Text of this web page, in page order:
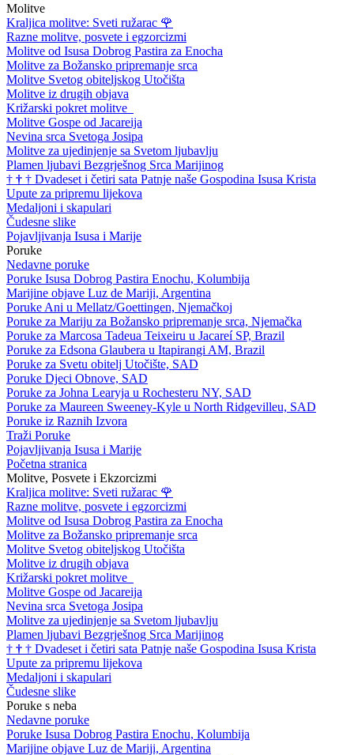
Molitve
Kraljica molitve: Sveti ružarac 🌹
Razne molitve, posvete i egzorcizmi
Molitve od Isusa Dobrog Pastira za Enocha
Molitve za Božansko pripremanje srca
Molitve Svetog obiteljskog Utočišta
Molitve iz drugih objava
Križarski pokret molitve
Molitve Gospe od Jacareija
Nevina srca Svetoga Josipa
Molitve za ujedinjenje sa Svetom ljubavlju
Plamen ljubavi Bezgrješnog Srca Marijinog
† † † Dvadeset i četiri sata Patnje naše Gospodina Isusa Krista
Upute za pripremu lijekova
Medaljoni i skapulari
Čudesne slike
Pojavljivanja Isusa i Marije
Poruke
Nedavne poruke
Poruke Isusa Dobrog Pastira Enochu, Kolumbija
Marijine objave Luz de Mariji, Argentina
Poruke Ani u Mellatz/Goettingen, Njemačkoj
Poruke za Mariju za Božansko pripremanje srca, Njemačka
Poruke za Marcosa Tadeua Teixeiru u Jacareí SP, Brazil
Poruke za Edsona Glaubera u Itapirangi AM, Brazil
Poruke za Svetu obitelj Utočište, SAD
Poruke Djeci Obnove, SAD
Poruke za Johna Learyja u Rochesteru NY, SAD
Poruke za Maureen Sweeney-Kyle u North Ridgevilleu, SAD
Poruke iz Raznih Izvora
Traži Poruke
Pojavljivanja Isusa i Marije
Početna stranica
Molitve, Posvete i Ekzorcizmi
Kraljica molitve: Sveti ružarac 🌹
Razne molitve, posvete i egzorcizmi
Molitve od Isusa Dobrog Pastira za Enocha
Molitve za Božansko pripremanje srca
Molitve Svetog obiteljskog Utočišta
Molitve iz drugih objava
Križarski pokret molitve
Molitve Gospe od Jacareija
Nevina srca Svetoga Josipa
Molitve za ujedinjenje sa Svetom ljubavlju
Plamen ljubavi Bezgrješnog Srca Marijinog
† † † Dvadeset i četiri sata Patnje naše Gospodina Isusa Krista
Upute za pripremu lijekova
Medaljoni i skapulari
Čudesne slike
Poruke s neba
Nedavne poruke
Poruke Isusa Dobrog Pastira Enochu, Kolumbija
Marijine objave Luz de Mariji, Argentina